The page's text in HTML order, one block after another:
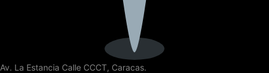
Av. La Estancia Calle CCCT, Caracas.